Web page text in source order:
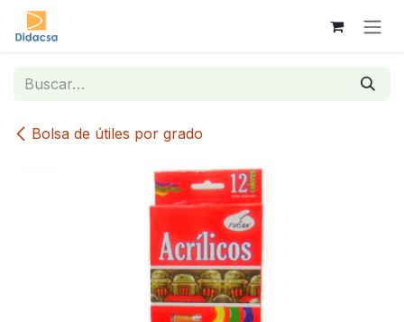
Ir al contenido
Bolsa de útiles por grado